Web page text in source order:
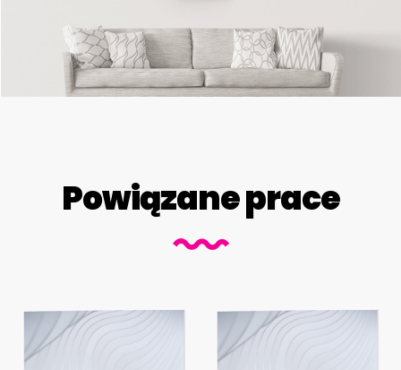
Powiązane prace